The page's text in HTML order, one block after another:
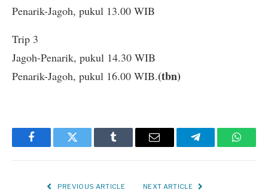
Penarik-Jagoh, pukul 13.00 WIB
Trip 3
Jagoh-Penarik, pukul 14.30 WIB
Penarik-Jagoh, pukul 16.00 WIB.(tbn)
FacebookTwitter Tumblr Email Telegram
PREVIOUS ARTICLE NEXT ARTICLE